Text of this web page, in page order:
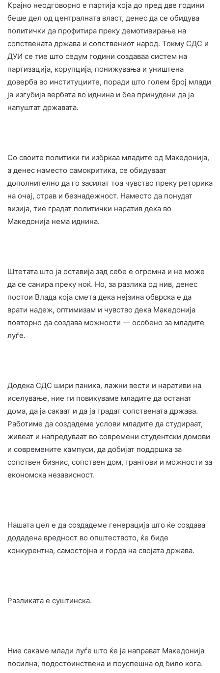
Крајно неодговорно е партија која до пред две години
беше дел од централната власт, денес да се обидува
политички да профитира преку демотивирање на
сопствената држава и сопствениот народ. Токму СДС и
ДУИ се тие што седум години создаваа систем на
партизација, корупција, понижувања и уништена
доверба во институциите, поради што голем број млади
ја изгубија вербата во иднина и беа принудени да ја
напуштат државата.
Со своите политики ги избркаа младите од Македонија,
а денес наместо самокритика, се обидуваат
дополнително да го засилат тоа чувство преку реторика
на очај, страв и безнадежност. Наместо да понудат
визија, тие градат политички наратив дека во
Македонија нема иднина.
Штетата што ја оставија зад себе е огромна и не може
да се санира преку ноќ. Но, за разлика од нив, денес
постои Влада која смета дека нејзина обврска е да
врати надеж, оптимизам и чувство дека Македонија
повторно да создава можности — особено за младите
луѓе.
Додека СДС шири паника, лажни вести и наративи на
иселување, ние ги повикуваме младите да останат
дома, да ја сакаат и да ја градат сопствената држава.
Работиме да создадеме услови младите да студираат,
живеат и напредуваат во современи студентски домови
и современите кампуси, да добијат поддршка за
сопствен бизнис, сопствен дом, грантови и можности за
економска независност.
Нашата цел е да создадеме генерација што ќе создава
додадена вредност во општеството, ќе биде
конкурентна, самостојна и горда на својата држава.
Разликата е суштинска.
Ние сакаме млади луѓе што ќе ја направат Македонија
посилна, подостоинствена и поуспешна од било кога.